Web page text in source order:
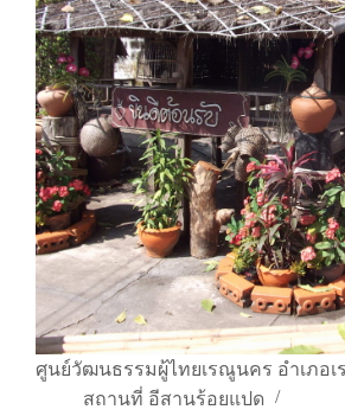
ศูนย์วัฒนธรรมผู้ไทยเรณูนคร อำเภอ
สถานที่ อีสานร้อยแปด